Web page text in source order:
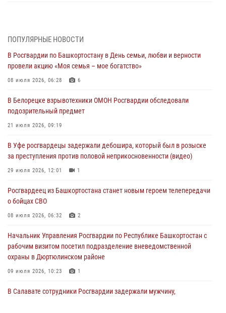
03 августа 2026, 04:30 8
В Башкирии росгвардейцы провели волейбольный турнир на
открытом воздухе
03 августа 2026, 04:29
В Уфе росгвардейцы по горячим следам задержали
подозреваемого в открытом хищении из аптеки (видео)
03 августа 2026, 04:15
Начальник отделения учёта и комплектования Росгвардии
Башкортостана ответил на вопросы граждан
30 июля 2026, 12:54
В Уфе росгвардецы задержали дебошира, который был в розыске
за преступления против половой неприкосновенности (видео)
29 июля 2026, 12:01 1
ПОПУЛЯРНЫЕ НОВОСТИ
В Росгвардии по Башкортостану в День семьи, любви и верности
провели акцию «Моя семья – мое богатство»
08 июля 2026, 06:28 6
В Белорецке взрывотехники ОМОН Росгвардии обследовали
подозрительный предмет
21 июля 2026, 09:19
В Уфе росгвардецы задержали дебошира, который был в розыске
за преступления против половой неприкосновенности (видео)
29 июля 2026, 12:01 1
Росгвардеец из Башкортостана станет новым героем телепередачи
о бойцах СВО
08 июля 2026, 06:32 2
Начальник Управления Росгвардии по Республике Башкортостан с
рабочим визитом посетил подразделение вневедомственной
охраны в Дюртюлинском районе
09 июля 2026, 10:23 1
В Салавате сотрудники Росгвардии задержали мужчину,